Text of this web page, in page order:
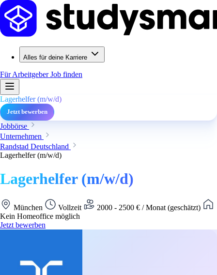
Alles für deine Karriere
Für ArbeitgeberJob finden
Lagerhelfer (m/w/d)
Jetzt bewerben
Jobbörse
Unternehmen
Randstad Deutschland
Lagerhelfer (m/w/d)
Lagerhelfer (m/w/d)
München Vollzeit
2000 - 2500 € / Monat (geschätzt)
Kein Homeoffice möglich
Jetzt bewerben